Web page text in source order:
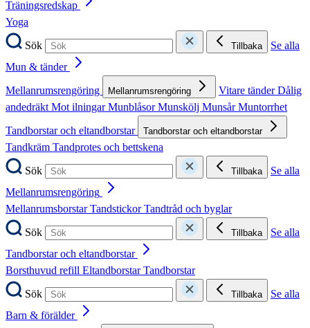
Träningsredskap
Yoga
Sök
Tillbaka
Se alla
Mun & tänder
Mellanrumsrengöring
Mellanrumsrengöring Vitare tänderDålig
andedräktMot ilningarMunblåsorMunskölj MunsårMuntorrhet
Tandborstar och eltandborstar
Tandborstar och eltandborstar
Tandkräm Tandprotes och bettskena
Sök
Tillbaka
Se alla
Mellanrumsrengöring
MellanrumsborstarTandstickorTandtråd och byglar
Sök
Tillbaka
Se alla
Tandborstar och eltandborstar
Borsthuvud refill EltandborstarTandborstar
Sök
Tillbaka
Se alla
Barn & förälder